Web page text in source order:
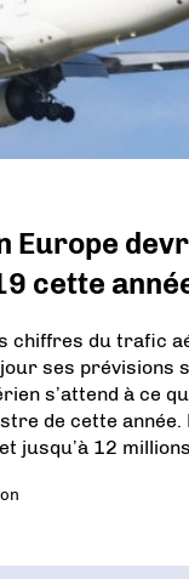
Europe
cette
chiffres du trafic
ses prévisions
s’attend à ce
de cette année.
jusqu’à 12